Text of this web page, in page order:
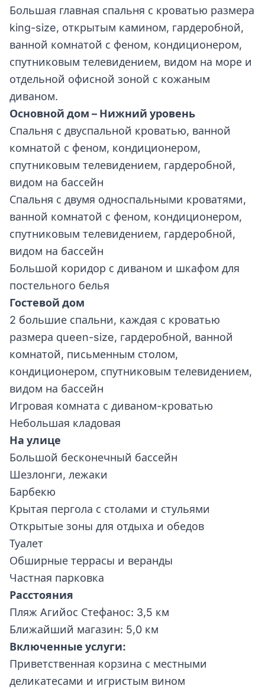
Большая главная спальня с кроватью размера
king-size, открытым камином, гардеробной,
ванной комнатой с феном, кондиционером,
спутниковым телевидением, видом на море и
отдельной офисной зоной с кожаным
диваном.
Основной дом – Нижний уровень
Спальня с двуспальной кроватью, ванной
комнатой с феном, кондиционером,
спутниковым телевидением, гардеробной,
видом на бассейн
Спальня с двумя односпальными кроватями,
ванной комнатой с феном, кондиционером,
спутниковым телевидением, гардеробной,
видом на бассейн
Большой коридор с диваном и шкафом для
постельного белья
Гостевой дом
2 большие спальни, каждая с кроватью
размера queen-size, гардеробной, ванной
комнатой, письменным столом,
кондиционером, спутниковым телевидением,
видом на бассейн
Игровая комната с диваном-кроватью
Небольшая кладовая
На улице
Большой бесконечный бассейн
Шезлонги, лежаки
Барбекю
Крытая пергола с столами и стульями
Открытые зоны для отдыха и обедов
Туалет
Обширные террасы и веранды
Частная парковка
Расстояния
Пляж Агийос Стефанос: 3,5 км
Ближайший магазин: 5,0 км
Включенные услуги:
Приветственная корзина с местными
деликатесами и игристым вином